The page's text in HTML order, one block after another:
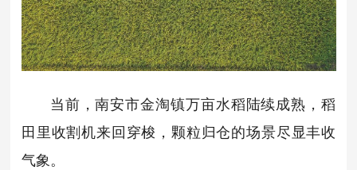
当前，南安市金淘镇万亩水稻陆续成熟，稻
田里收割机来回穿梭，颗粒归仓的场景尽显丰收
气象。